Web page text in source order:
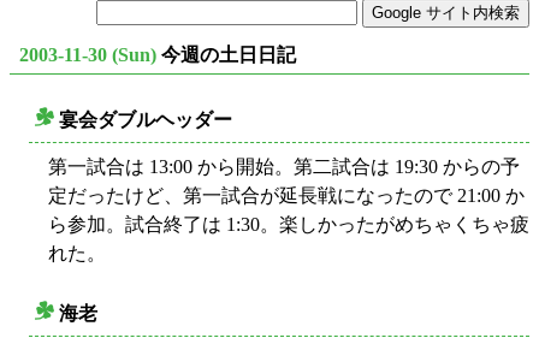
2003-11-30 (Sun) 今週の土日日記
宴会ダブルヘッダー
第一試合は 13:00 から開始。第二試合は 19:30 からの予
定だったけど、第一試合が延長戦になったので 21:00 か
ら参加。試合終了は 1:30。楽しかったがめちゃくちゃ疲
れた。
海老